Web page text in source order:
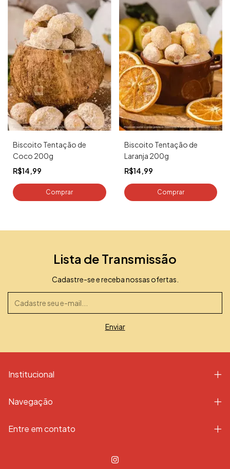
Biscoito Tentação de
Coco 200g
R$14,99
Biscoito Tentação de
Laranja 200g
R$14,99
Lista de Transmissão
Cadastre-se e receba nossas ofertas.
Institucional
Navegação
Entre em contato